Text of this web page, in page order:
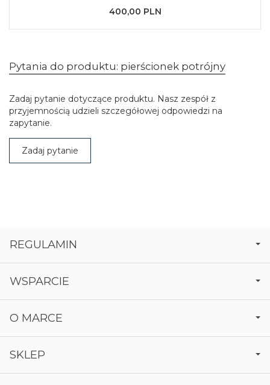
400,00 PLN
Pytania do produktu: pierścionek potrójny
Zadaj pytanie dotyczące produktu. Nasz zespół z
przyjemnością udzieli szczegółowej odpowiedzi na
zapytanie.
Zadaj pytanie
REGULAMIN
WSPARCIE
O MARCE
SKLEP